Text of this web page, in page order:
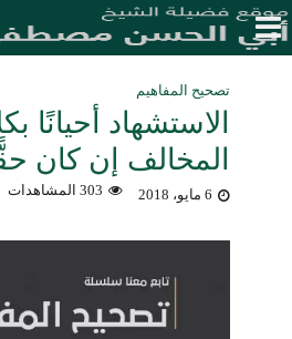
تصحيح المفاهيم
الاستشهاد أحيانًا
المخالف إن كان
6 مايو، 2018 303 المشاهدات